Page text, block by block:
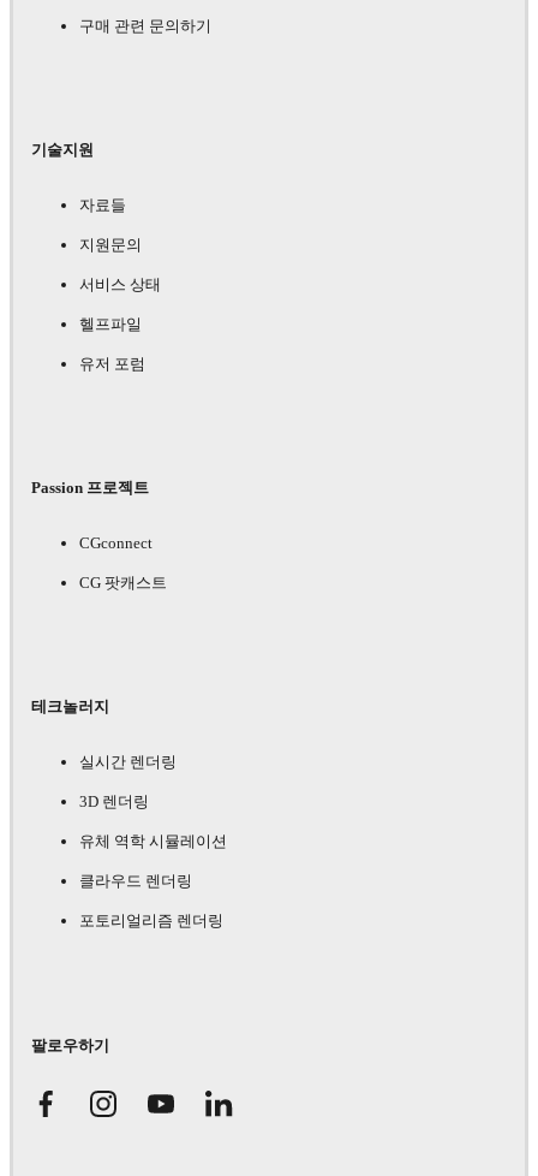
구매 관련 문의하기
기술지원
자료들
지원문의
서비스 상태
헬프파일
유저 포럼
Passion 프로젝트
CGconnect
CG 팟캐스트
테크놀러지
실시간 렌더링
3D 렌더링
유체 역학 시뮬레이션
클라우드 렌더링
포토리얼리즘 렌더링
팔로우하기